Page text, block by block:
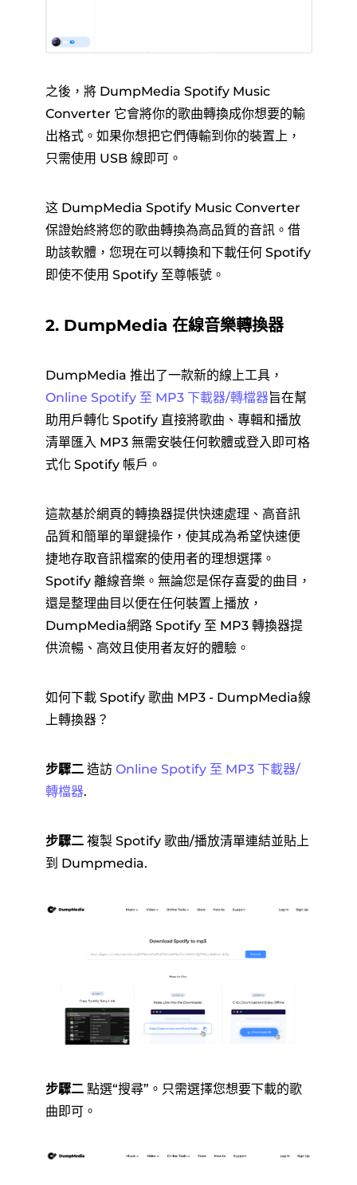
之後，將 DumpMedia Spotify Music
Converter 它會將你的歌曲轉換成你想要的輸
出格式。如果你想把它們傳輸到你的裝置上，
只需使用 USB 線即可。
这 DumpMedia Spotify Music Converter
保證始終將您的歌曲轉換為高品質的音訊。借
助該軟體，您現在可以轉換和下載任何 Spotify
即使不使用 Spotify 至尊帳號。
2. DumpMedia 在線音樂轉換器
DumpMedia 推出了一款新的線上工具，
Online Spotify 至 MP3 下載器/轉檔器旨在幫
助用戶轉化 Spotify 直接將歌曲、專輯和播放
清單匯入 MP3 無需安裝任何軟體或登入即可格
式化 Spotify 帳戶。
這款基於網頁的轉換器提供快速處理、高音訊
品質和簡單的單鍵操作，使其成為希望快速便
捷地存取音訊檔案的使用者的理想選擇。
Spotify 離線音樂。無論您是保存喜愛的曲目，
還是整理曲目以便在任何裝置上播放，
DumpMedia網路 Spotify 至 MP3 轉換器提
供流暢、高效且使用者友好的體驗。
如何下載 Spotify 歌曲 MP3 - DumpMedia線
上轉換器？
步驟二造訪 Online Spotify 至 MP3 下載器/
轉檔器.
步驟二複製 Spotify 歌曲/播放清單連結並貼上
到 Dumpmedia.
步驟二點選“搜尋”。只需選擇您想要下載的歌
曲即可。